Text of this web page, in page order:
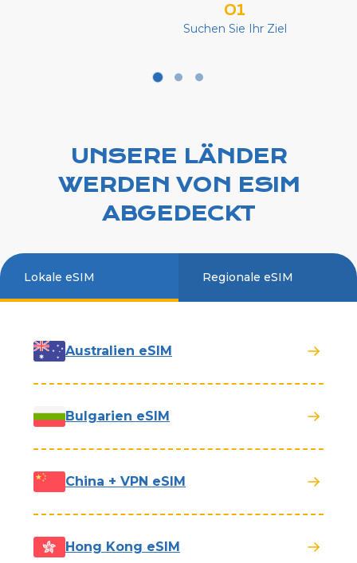
01
Suchen Sie Ihr Ziel
UNSERE LÄNDER
WERDEN VON ESIM
ABGEDECKT
Lokale eSIM Regionale eSIM
Australien eSIM
Bulgarien eSIM
China + VPN eSIM
Hong Kong eSIM